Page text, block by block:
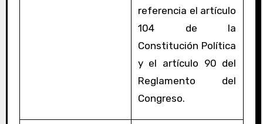
referencia el artículo
104 de la
Constitución Política
y el artículo 90 del
Reglamento del
Congreso.